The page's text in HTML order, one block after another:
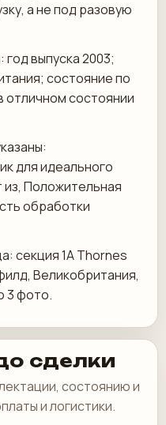
а не под разовую
выпуска 2003;
состояние по
отличном состоянии
для идеального
из, Положительная
обработки
секция 1A Thornes
Великобритания,
3 фото.
сделки
состоянию и
и логистики.